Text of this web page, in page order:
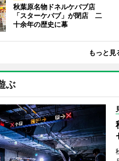
秋葉原名物ドネルケバブ店
「スターケバブ」が閉店 二
十余年の歴史に幕
もっと見
ぶ